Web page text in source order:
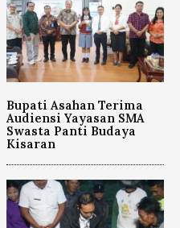
Bupati Asahan Terima
Audiensi Yayasan SMA
Swasta Panti Budaya
Kisaran